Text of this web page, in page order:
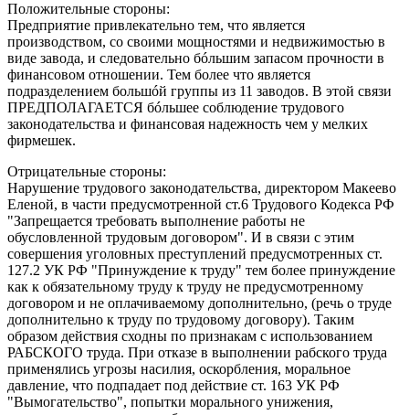
Положительные стороны:
Предприятие привлекательно тем, что является
производством, со своими мощностями и недвижимостью в
виде завода, и следовательно бóльшим запасом прочности в
финансовом отношении. Тем более что является
подразделением большóй группы из 11 заводов. В этой связи
ПРЕДПОЛАГАЕТСЯ бóльшее соблюдение трудового
законодательства и финансовая надежность чем у мелких
фирмешек.
Отрицательные стороны:
Нарушение трудового законодательства, директором Макеево
Еленой, в части предусмотренной ст.6 Трудового Кодекса РФ
"Запрещается требовать выполнение работы не
обусловленной трудовым договором". И в связи с этим
совершения уголовных преступлений предусмотренных ст.
127.2 УК РФ "Принуждение к труду" тем более принуждение
как к обязательному труду к труду не предусмотренному
договором и не оплачиваемому дополнительно, (речь о труде
дополнительно к труду по трудовому договору). Таким
образом действия сходны по признакам с использованием
РАБСКОГО труда. При отказе в выполнении рабского труда
применялись угрозы насилия, оскорбления, моральное
давление, что подпадает под действие ст. 163 УК РФ
"Вымогательство", попытки морального унижения,